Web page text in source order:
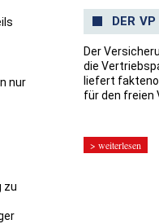
nur
zu
DER
Der
die
liefert
für den freien
> weiterlesen